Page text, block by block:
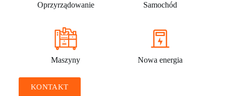
Oprzyrządowanie Samochód
Maszyny Nowa energia
KONTAKT